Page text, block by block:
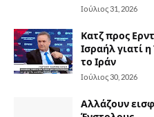
Ιούλιος 31, 2026
Κατζ προς
Ισραήλ γιατί
το Ιράν
Ιούλιος 30, 2026
Αλλάζουν